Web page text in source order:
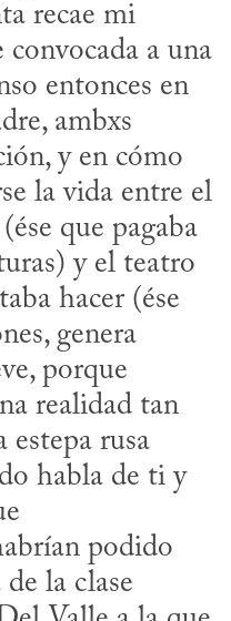
recae mi
convocada a una
entonces en
ambxs
y en cómo
la vida entre el
que pagaba
y el teatro
hacer (ése
genera
porque
realidad tan
estepa rusa
habla de ti y
podido
la clase